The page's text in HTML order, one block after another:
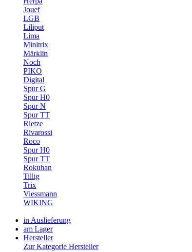
Jouef
LGB
Liliput
Lima
Minitrix
Märklin
Noch
PIKO
Digital
Spur G
Spur H0
Spur N
Spur TT
Rietze
Rivarossi
Roco
Spur H0
Spur TT
Rokuhan
Tillig
Trix
Viessmann
WIKING
in Auslieferung
am Lager
Hersteller
Zur Kategorie Hersteller